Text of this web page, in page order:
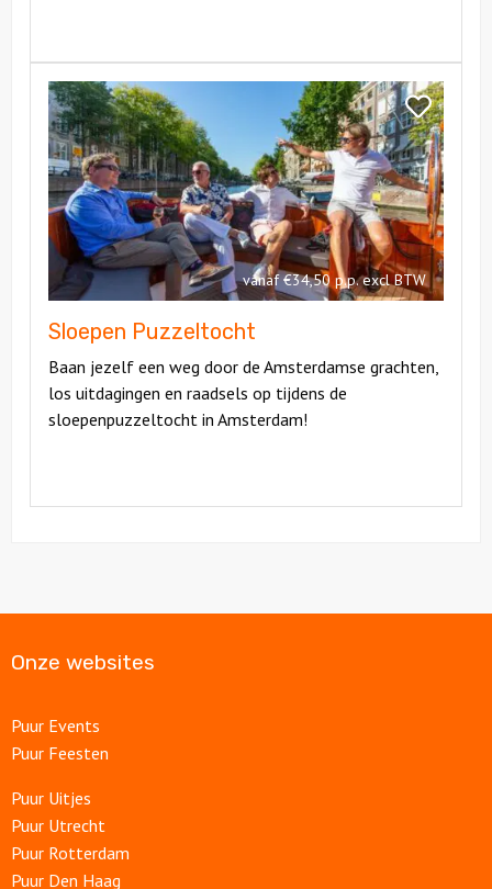
Bekijk
Sloepen
vanaf €34,50 p.p. excl BTW
Sloepen Puzzeltocht
Baan jezelf een weg door de Amsterdamse grachten,
los uitdagingen en raadsels op tijdens de
sloepenpuzzeltocht in Amsterdam!
Bekijk
Sloepen
Puzzeltocht
Onze websites
Puur Events
Puur Feesten
Puur Uitjes
Puur Utrecht
Puur Rotterdam
Puur Den Haag